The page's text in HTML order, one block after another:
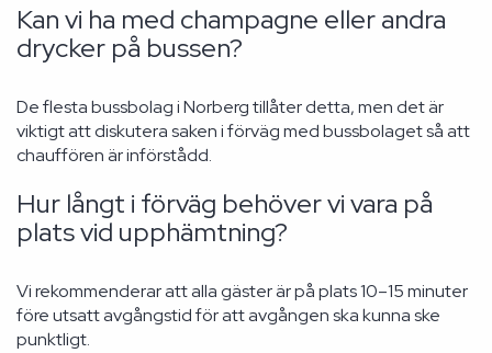
Kan vi ha med champagne eller andra
drycker på bussen?
De flesta bussbolag i Norberg tillåter detta, men det är
viktigt att diskutera saken i förväg med bussbolaget så att
chauffören är införstådd.
Hur långt i förväg behöver vi vara på
plats vid upphämtning?
Vi rekommenderar att alla gäster är på plats 10–15 minuter
före utsatt avgångstid för att avgången ska kunna ske
punktligt.